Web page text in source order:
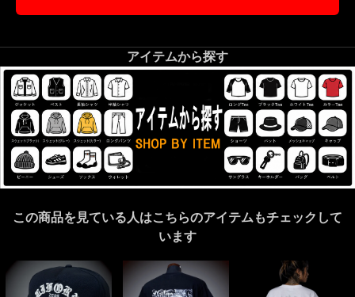
アイテムから探す
この商品を見ている人はこちらのアイテムもチェックして
います